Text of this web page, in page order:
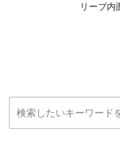
リーブ内